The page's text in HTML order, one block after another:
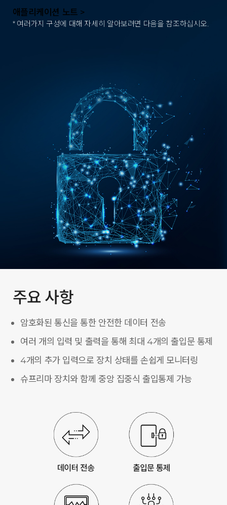
애플리케이션 노트 >
* 여러가지 구성에 대해 자세히 알아보려면 다음을 참조하십시오.
주요 사항
암호화된 통신을 통한 안전한 데이터 전송
여러 개의 입력 및 출력을 통해 최대 4개의 출입문 통제
4개의 추가 입력으로 장치 상태를 손쉽게 모니터링
슈프리마 장치와 함께 중앙 집중식 출입통제 가능